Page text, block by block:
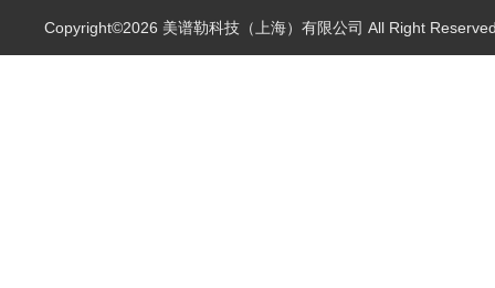
Copyright©2026 美谱勒科技（上海）有限公司 All Right